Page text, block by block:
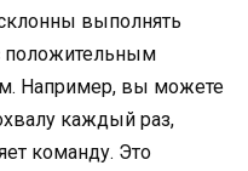
выполнять
положительным
Например, вы можете
каждый раз,
команду. Это